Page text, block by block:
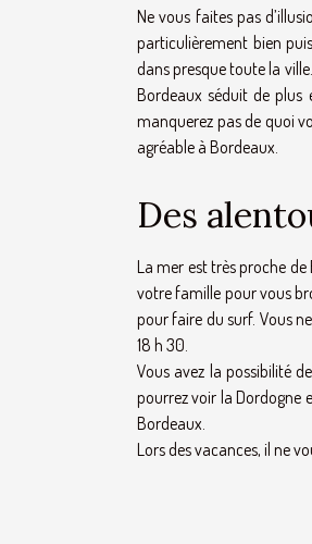
Ne vous faites pas
particulièrement bien
dans presque toute la
Bordeaux séduit de plus
manquerez pas de quoi
agréable à Bordeaux.
Des
La mer est très proche
votre famille pour vous
pour faire du surf. Vous
18 h 30.
Vous avez la possibilité
pourrez voir la Dordogne
Bordeaux.
Lors des vacances, il ne